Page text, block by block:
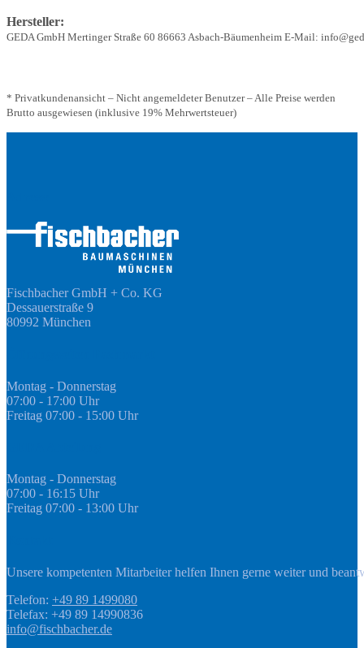
Hersteller:
GEDA GmbH Mertinger Straße 60 86663 Asbach-Bäumenheim E-Mail:
* Privatkundenansicht – Nicht angemeldeter Benutzer – Alle Preise werden
Brutto ausgewiesen (inklusive 19% Mehrwertsteuer)
Fischbacher GmbH + Co. KG
Dessauerstraße 9
80992 München
Montag - Donnerstag
07:00 - 17:00 Uhr
Freitag 07:00 - 15:00 Uhr
Montag - Donnerstag
07:00 - 16:15 Uhr
Freitag 07:00 - 13:00 Uhr
Unsere kompetenten Mitarbeiter helfen Ihnen gerne weiter und
Telefon: +49 89 1499080
Telefax: +49 89 14990836
info@fischbacher.de